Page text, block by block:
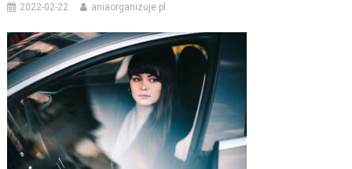
2022-02-22 aniaorganizuje.pl